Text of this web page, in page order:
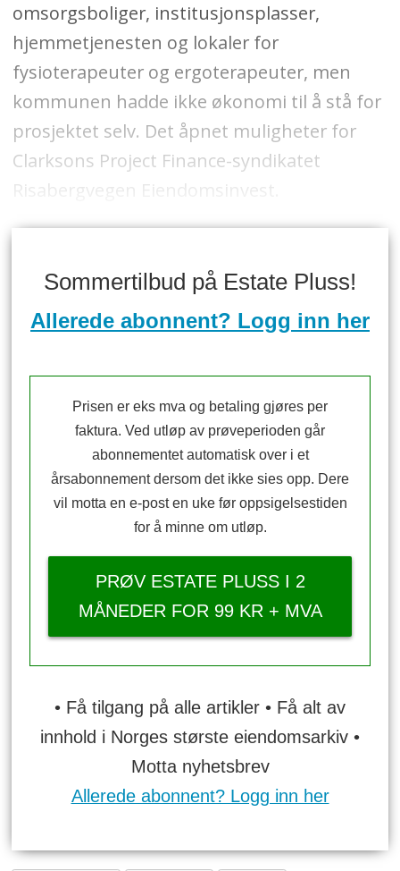
omsorgsboliger, institusjonsplasser,
hjemmetjenesten og lokaler for
fysioterapeuter og ergoterapeuter, men
kommunen hadde ikke økonomi til å stå for
prosjektet selv. Det åpnet muligheter for
Clarksons Project Finance-syndikatet
Risabergvegen Eiendomsinvest.
Sommertilbud på Estate Pluss!
Allerede abonnent? Logg inn her
Prisen er eks mva og betaling gjøres per
faktura. Ved utløp av prøveperioden går
abonnementet automatisk over i et
årsabonnement dersom det ikke sies opp. Dere
vil motta en e-post en uke før oppsigelsestiden
for å minne om utløp.
PRØV ESTATE PLUSS I 2
MÅNEDER FOR 99 KR + MVA
• Få tilgang på alle artikler • Få alt av
innhold i Norges største eiendomsarkiv •
Motta nyhetsbrev
Allerede abonnent? Logg inn her